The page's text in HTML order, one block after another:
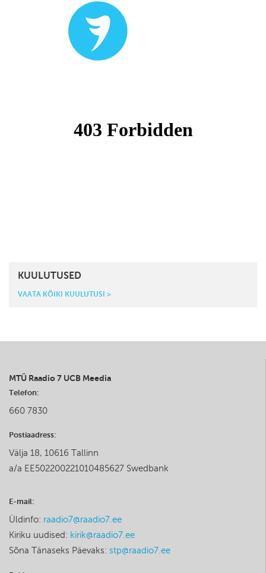
KUULUTUSED
VAATA KÕIKI KUULUTUSI
MTÜ Raadio 7 UCB Meedia
Telefon:
660 7830
Postiaadress:
Välja 18, 10616 Tallinn
a/a EE502200221010485627 Swedbank
E-mail:
Üldinfo: raadio7@raadio7.ee
Kiriku uudised: kirik@raadio7.ee
Sõna Tänaseks Päevaks: stp@raadio7.ee